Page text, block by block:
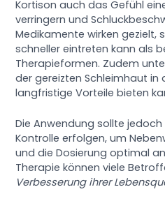
Kortison auch das Gefühl
verringern und
Medikamente wirken gezielt,
schneller eintreten kann als
Therapieformen. Zudem
der gereizten Schleimhaut in
langfristige Vorteile bieten
Die Anwendung sollte
Kontrolle erfolgen, um
und die Dosierung optimal
Therapie können viele
Verbesserung ihrer